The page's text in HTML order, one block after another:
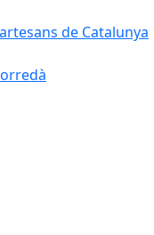
de Catalunya